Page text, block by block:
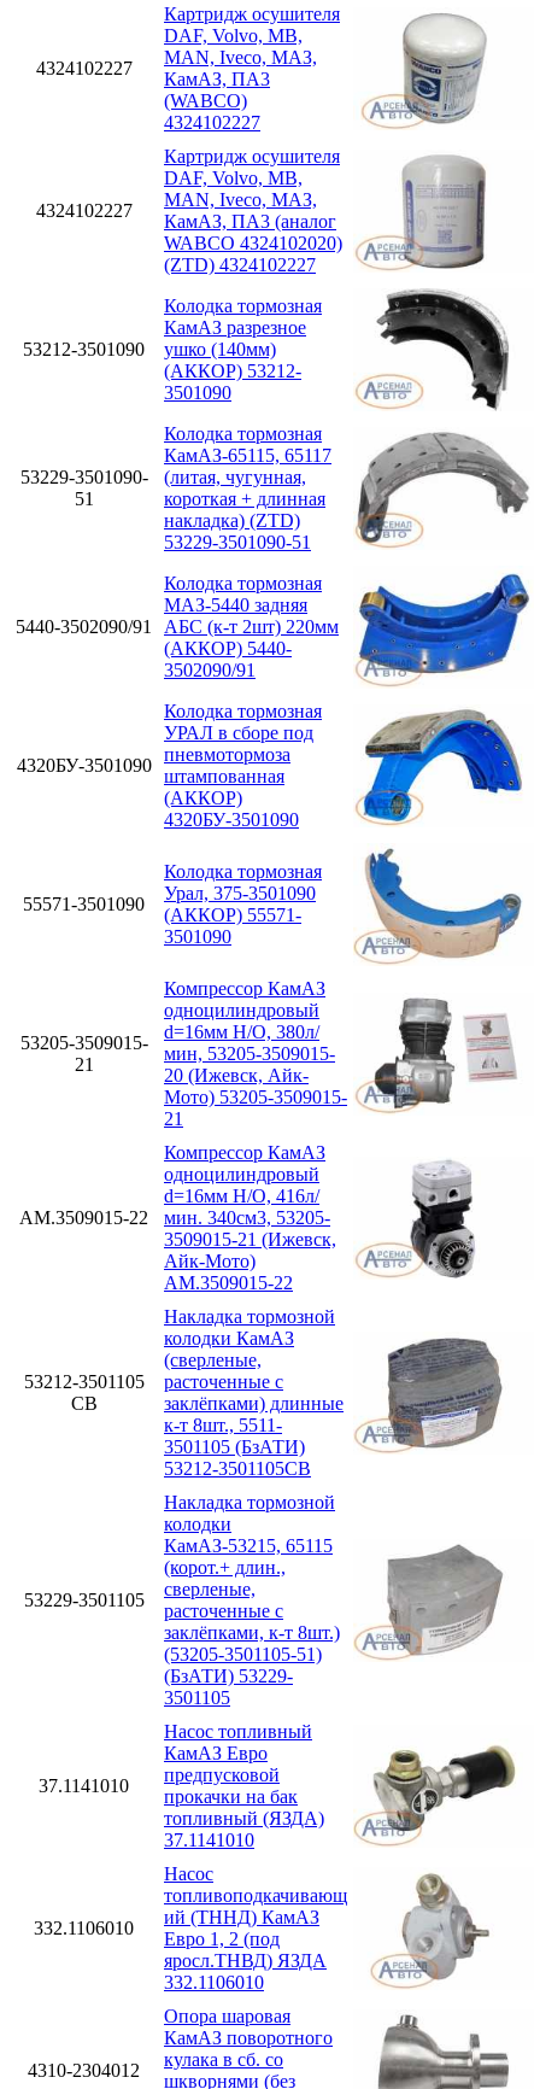
4324102227
Картридж осушителя
DAF, Volvo, MB,
MAN, Iveco, МАЗ,
КамАЗ, ПА3
(WABCO)
4324102227
4324102227
Картридж осушителя
DAF, Volvo, MB,
MAN, Iveco, МАЗ,
КамАЗ, ПА3 (аналог
WABCO 4324102020)
(ZTD) 4324102227
53212-3501090
Колодка тормозная
КамАЗ разрезное
ушко (140мм)
(АККОР) 53212-
3501090
53229-3501090-
51
Колодка тормозная
КамАЗ-65115, 65117
(литая, чугунная,
короткая + длинная
накладка) (ZTD)
53229-3501090-51
5440-3502090/91
Колодка тормозная
МАЗ-5440 задняя
АБС (к-т 2шт) 220мм
(АККОР) 5440-
3502090/91
4320БУ-3501090
Колодка тормозная
УРАЛ в сборе под
пневмотормоза
штампованная
(АККОР)
4320БУ-3501090
55571-3501090
Колодка тормозная
Урал, 375-3501090
(АККОР) 55571-
3501090
53205-3509015-
21
Компрессор КамАЗ
одноцилиндровый
d=16мм Н/О, 380л/
мин, 53205-3509015-
20 (Ижевск, Айк-
Мото) 53205-3509015-
21
АМ.3509015-22
Компрессор КамАЗ
одноцилиндровый
d=16мм Н/О, 416л/
мин. 340см3, 53205-
3509015-21 (Ижевск,
Айк-Мото)
АМ.3509015-22
53212-3501105
СВ
Накладка тормозной
колодки КамАЗ
(сверленые,
расточенные с
заклёпками) длинные
к-т 8шт., 5511-
3501105 (БзАТИ)
53212-3501105СВ
53229-3501105
Накладка тормозной
колодки
КамАЗ-53215, 65115
(корот.+ длин.,
сверленые,
расточенные с
заклёпками, к-т 8шт.)
(53205-3501105-51)
(БзАТИ) 53229-
3501105
37.1141010
Насос топливный
КамАЗ Евро
предпусковой
прокачки на бак
топливный (ЯЗДА)
37.1141010
332.1106010
Насос
топливоподкачивающ
ий (ТННД) КамАЗ
Евро 1, 2 (под
яросл.ТНВД) ЯЗДА
332.1106010
4310-2304012
Опора шаровая
КамАЗ поворотного
кулака в сб. со
шкворнями (без